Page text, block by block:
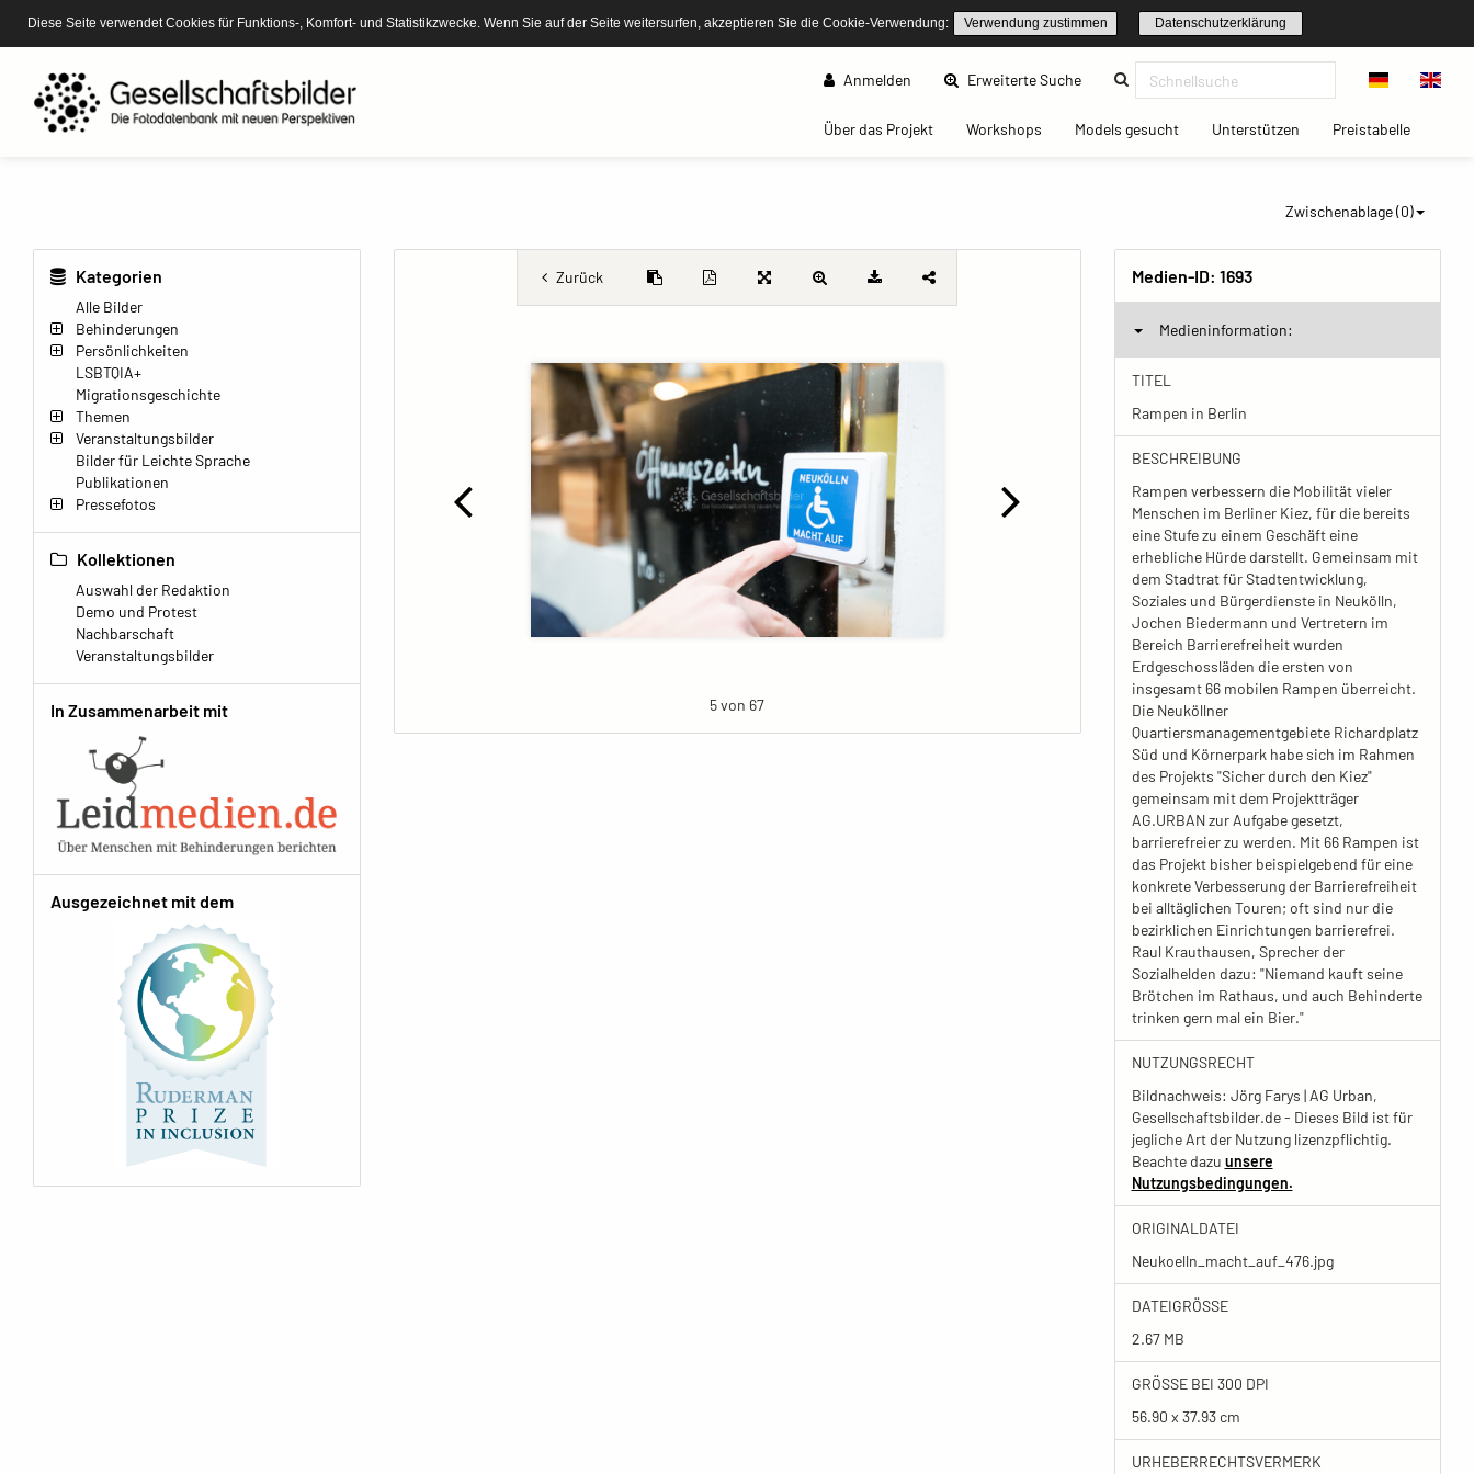
Diese Seite verwendet Cookies für Funktions-, Komfort- und Statistikzwecke. Wenn Sie auf der Seite weitersurfen, akzeptieren Sie die Cookie-Verwendung: Verwendung zustimmen Datenschutzerklärung
Anmelden Erweiterte Suche(current)
Über das Projekt(current)Workshops(current)Models gesucht(current)Unterstützen(current)Preistabelle(current)
Zwischenablage (0)
Kategorien
Alle Bilder
Behinderungen
Persönlichkeiten
LSBTQIA+
Migrationsgeschichte
Themen
Veranstaltungsbilder
Bilder für Leichte Sprache
Publikationen
Pressefotos
Kollektionen
Auswahl der Redaktion
Demo und Protest
Nachbarschaft
Veranstaltungsbilder
In Zusammenarbeit mit
Ausgezeichnet mit dem
Zurück
5 von 67
Medien-ID: 1693
Medieninformation:
TITEL
Rampen in Berlin
BESCHREIBUNG
Rampen verbessern die Mobilität vieler
Menschen im Berliner Kiez, für die bereits
eine Stufe zu einem Geschäft eine
erhebliche Hürde darstellt. Gemeinsam mit
dem Stadtrat für Stadtentwicklung,
Soziales und Bürgerdienste in Neukölln,
Jochen Biedermann und Vertretern im
Bereich Barrierefreiheit wurden
Erdgeschossläden die ersten von
insgesamt 66 mobilen Rampen überreicht.
Die Neuköllner
Quartiersmanagementgebiete Richardplatz
Süd und Körnerpark habe sich im Rahmen
des Projekts "Sicher durch den Kiez"
gemeinsam mit dem Projektträger
AG.URBAN zur Aufgabe gesetzt,
barrierefreier zu werden. Mit 66 Rampen ist
das Projekt bisher beispielgebend für eine
konkrete Verbesserung der Barrierefreiheit
bei alltäglichen Touren; oft sind nur die
bezirklichen Einrichtungen barrierefrei.
Raul Krauthausen, Sprecher der
Sozialhelden dazu: "Niemand kauft seine
Brötchen im Rathaus, und auch Behinderte
trinken gern mal ein Bier."
NUTZUNGSRECHT
Bildnachweis: Jörg Farys | AG Urban,
Gesellschaftsbilder.de - Dieses Bild ist für
jegliche Art der Nutzung lizenzpflichtig.
Beachte dazu unsere
Nutzungsbedingungen.
ORIGINALDATEI
Neukoelln_macht_auf_476.jpg
DATEIGRÖSSE
2.67 MB
GRÖSSE BEI 300 DPI
56.90 x 37.93 cm
URHEBERRECHTSVERMERK